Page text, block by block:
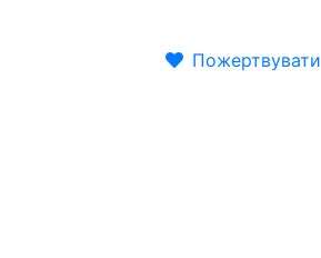
Пожертвувати